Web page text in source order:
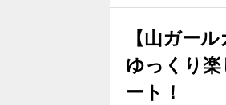
【山ガー
ゆっくり
ート！